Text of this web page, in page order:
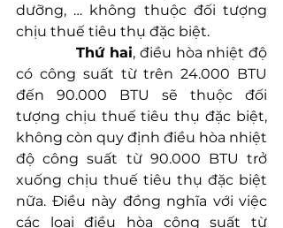
dưỡng, … không thuộc đối tượng
chịu thuế tiêu thụ đặc biệt.
Thứ hai, điều hòa nhiệt độ
có công suất từ trên 24.000 BTU
đến 90.000 BTU sẽ thuộc đối
tượng chịu thuế tiêu thụ đặc biệt,
không còn quy định điều hòa nhiệt
độ công suất từ 90.000 BTU trở
xuống chịu thuế tiêu thụ đặc biệt
nữa. Điều này đồng nghĩa với việc
các loại điều hòa công suất từ